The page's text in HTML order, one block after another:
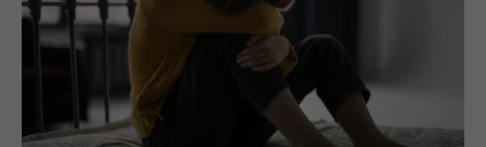
Singapore lansează un studiu pentru a afla dacă